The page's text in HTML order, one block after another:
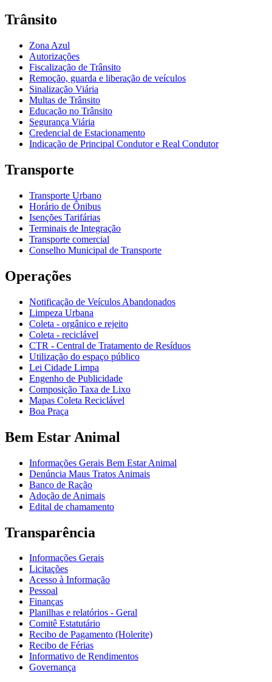
Trânsito
Zona Azul
Autorizações
Fiscalização de Trânsito
Remoção, guarda e liberação de veículos
Sinalização Viária
Multas de Trânsito
Educação no Trânsito
Segurança Viária
Credencial de Estacionamento
Indicação de Principal Condutor e Real Condutor
Transporte
Transporte Urbano
Horário de Ônibus
Isenções Tarifárias
Terminais de Integração
Transporte comercial
Conselho Municipal de Transporte
Operações
Notificação de Veículos Abandonados
Limpeza Urbana
Coleta - orgânico e rejeito
Coleta - reciclável
CTR - Central de Tratamento de Resíduos
Utilização do espaço público
Lei Cidade Limpa
Engenho de Publicidade
Composição Taxa de Lixo
Mapas Coleta Reciclável
Boa Praça
Bem Estar Animal
Informações Gerais Bem Estar Animal
Denúncia Maus Tratos Animais
Banco de Ração
Adoção de Animais
Edital de chamamento
Transparência
Informações Gerais
Licitações
Acesso à Informação
Pessoal
Finanças
Planilhas e relatórios - Geral
Comitê Estatutário
Recibo de Pagamento (Holerite)
Recibo de Férias
Informativo de Rendimentos
Governança